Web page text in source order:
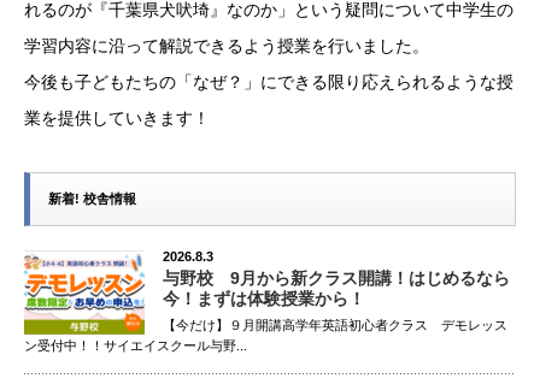
れるのが『千葉県犬吠埼』なのか」という疑問について中学生の
学習内容に沿って解説できるよう授業を行いました。
今後も子どもたちの「なぜ？」にできる限り応えられるような授
業を提供していきます！
新着! 校舎情報
2026.8.3
与野校 9月から新クラス開講！はじめるなら
今！まずは体験授業から！
【今だけ】９月開講高学年英語初心者クラス デモレッス
ン受付中！！サイエイスクール与野...